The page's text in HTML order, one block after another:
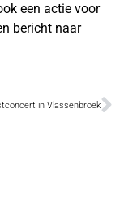
een actie voor
bericht naar
in Vlassenbroek